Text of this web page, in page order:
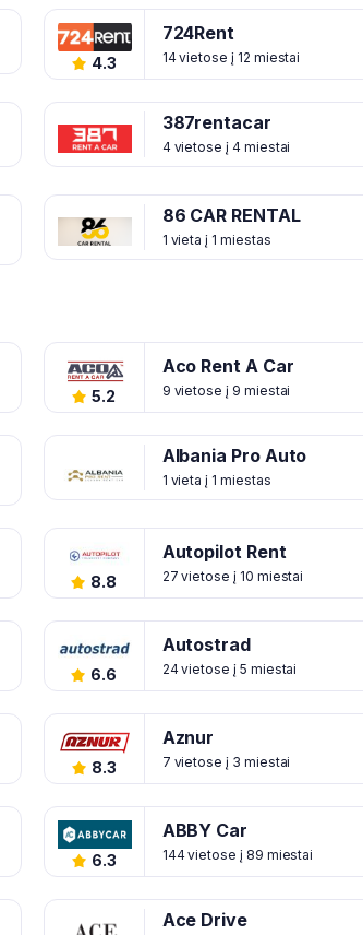
4.3
724Rent
14 vietose į 12 miestai
387rentacar
4 vietose į 4 miestai
86 CAR RENTAL
1 vieta į 1 miestas
5.2
Aco Rent A Car
9 vietose į 9 miestai
Albania Pro Auto
1 vieta į 1 miestas
8.8
Autopilot Rent
27 vietose į 10 miestai
6.6
Autostrad
24 vietose į 5 miestai
8.3
Aznur
7 vietose į 3 miestai
6.3
ABBY Car
144 vietose į 89 miestai
Ace Drive